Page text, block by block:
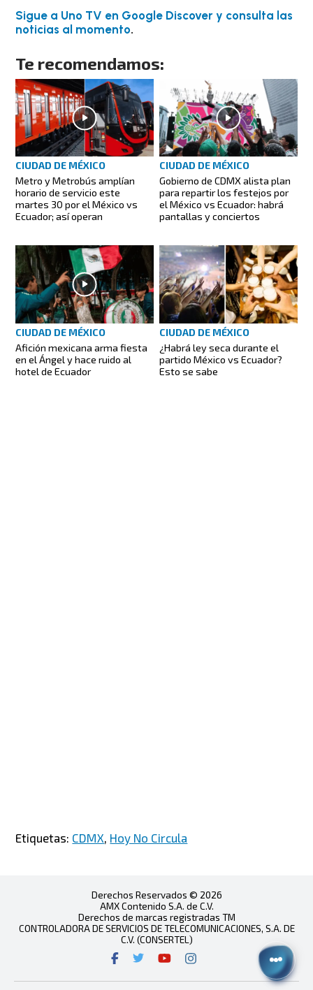
Sigue a Uno TV en Google Discover y consulta las
noticias al momento.
Te recomendamos:
CIUDAD DE MÉXICO
Metro y Metrobús amplían
horario de servicio este
martes 30 por el México vs
Ecuador; así operan
CIUDAD DE MÉXICO
Gobierno de CDMX alista plan
para repartir los festejos por
el México vs Ecuador: habrá
pantallas y conciertos
CIUDAD DE MÉXICO
Afición mexicana arma fiesta
en el Ángel y hace ruido al
hotel de Ecuador
CIUDAD DE MÉXICO
¿Habrá ley seca durante el
partido México vs Ecuador?
Esto se sabe
Etiquetas: CDMX Hoy No Circula
Derechos Reservados © 2026
AMX Contenido S.A. de C.V.
Derechos de marcas registradas TM
CONTROLADORA DE SERVICIOS DE TELECOMUNICACIONES, S.A. DE
C.V. (CONSERTEL)